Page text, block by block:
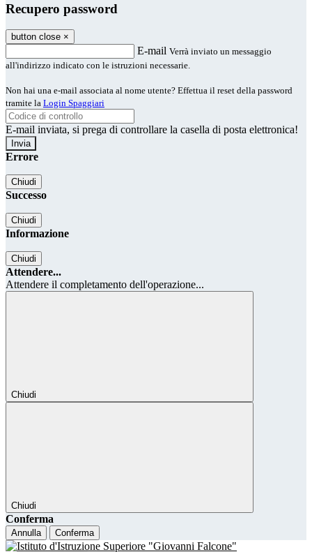
Recupero password
button close ×
E-mail Verrà inviato un messaggio
all'indirizzo indicato con le istruzioni necessarie.
Non hai una e-mail associata al nome utente? Effettua il reset della password
tramite la Login Spaggiari
E-mail inviata, si prega di controllare la casella di posta elettronica!
Errore
Chiudi
Successo
Chiudi
Informazione
Chiudi
Attendere...
Attendere il completamento dell'operazione...
Chiudi
Chiudi
Conferma
Annulla Conferma